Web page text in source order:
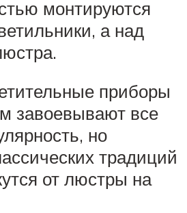
монтируются
а над
приборы
завоевывают все
но
традиций
от люстры на